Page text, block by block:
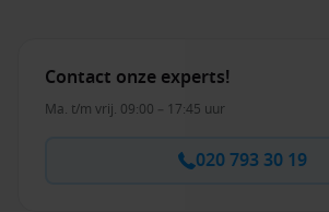
Contact onze experts!
Ma. t/m vrij. 09:00 – 17:45 uur
020 793 30 19